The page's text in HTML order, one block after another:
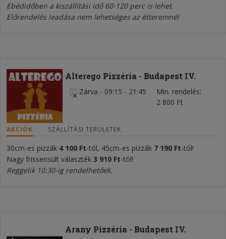
Ebédidőben a kiszállítási idő 60-120 perc is lehet.
Előrendelés leadása nem lehetséges az étteremnél
Alterego Pizzéria - Budapest IV.
Zárva - 09:15 - 21:45
Min. rendelés
2 800 Ft
AKCIÓK SZÁLLÍTÁSI TERÜLETEK
30cm-es pizzák 4 100 Ft-tól, 45cm-es pizzák 7 190 Ft-tól!
Nagy frissensült választék 3 910 Ft-tól!
Reggelik 10:30-ig rendelhetőek.
Arany Pizzéria - Budapest IV.